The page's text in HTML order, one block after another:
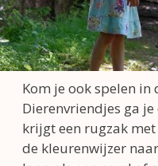
Kom je ook spelen in
Dierenvriendjes ga
krijgt een rugzak
de kleurenwijzer